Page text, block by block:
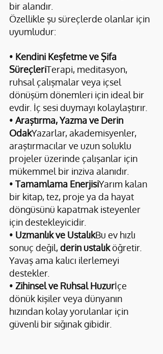
bir alandır.
Özellikle şu süreçlerde olanlar için
uyumludur:
• Kendini Keşfetme ve Şifa
SüreçleriTerapi, meditasyon,
ruhsal çalışmalar veya içsel
dönüşüm dönemleri için ideal bir
evdir. İç sesi duymayı kolaylaştırır.
• Araştırma, Yazma ve Derin
OdakYazarlar, akademisyenler,
araştırmacılar ve uzun soluklu
projeler üzerinde çalışanlar için
mükemmel bir inziva alanıdır.
• Tamamlama EnerjisiYarım kalan
bir kitap, tez, proje ya da hayat
döngüsünü kapatmak isteyenler
için destekleyicidir.
• Uzmanlık ve UstalıkBu ev hızlı
sonuç değil, derin ustalık öğretir.
Yavaş ama kalıcı ilerlemeyi
destekler.
• Zihinsel ve Ruhsal Huzurİçe
dönük kişiler veya dünyanın
hızından kolay yorulanlar için
güvenli bir sığınak gibidir.